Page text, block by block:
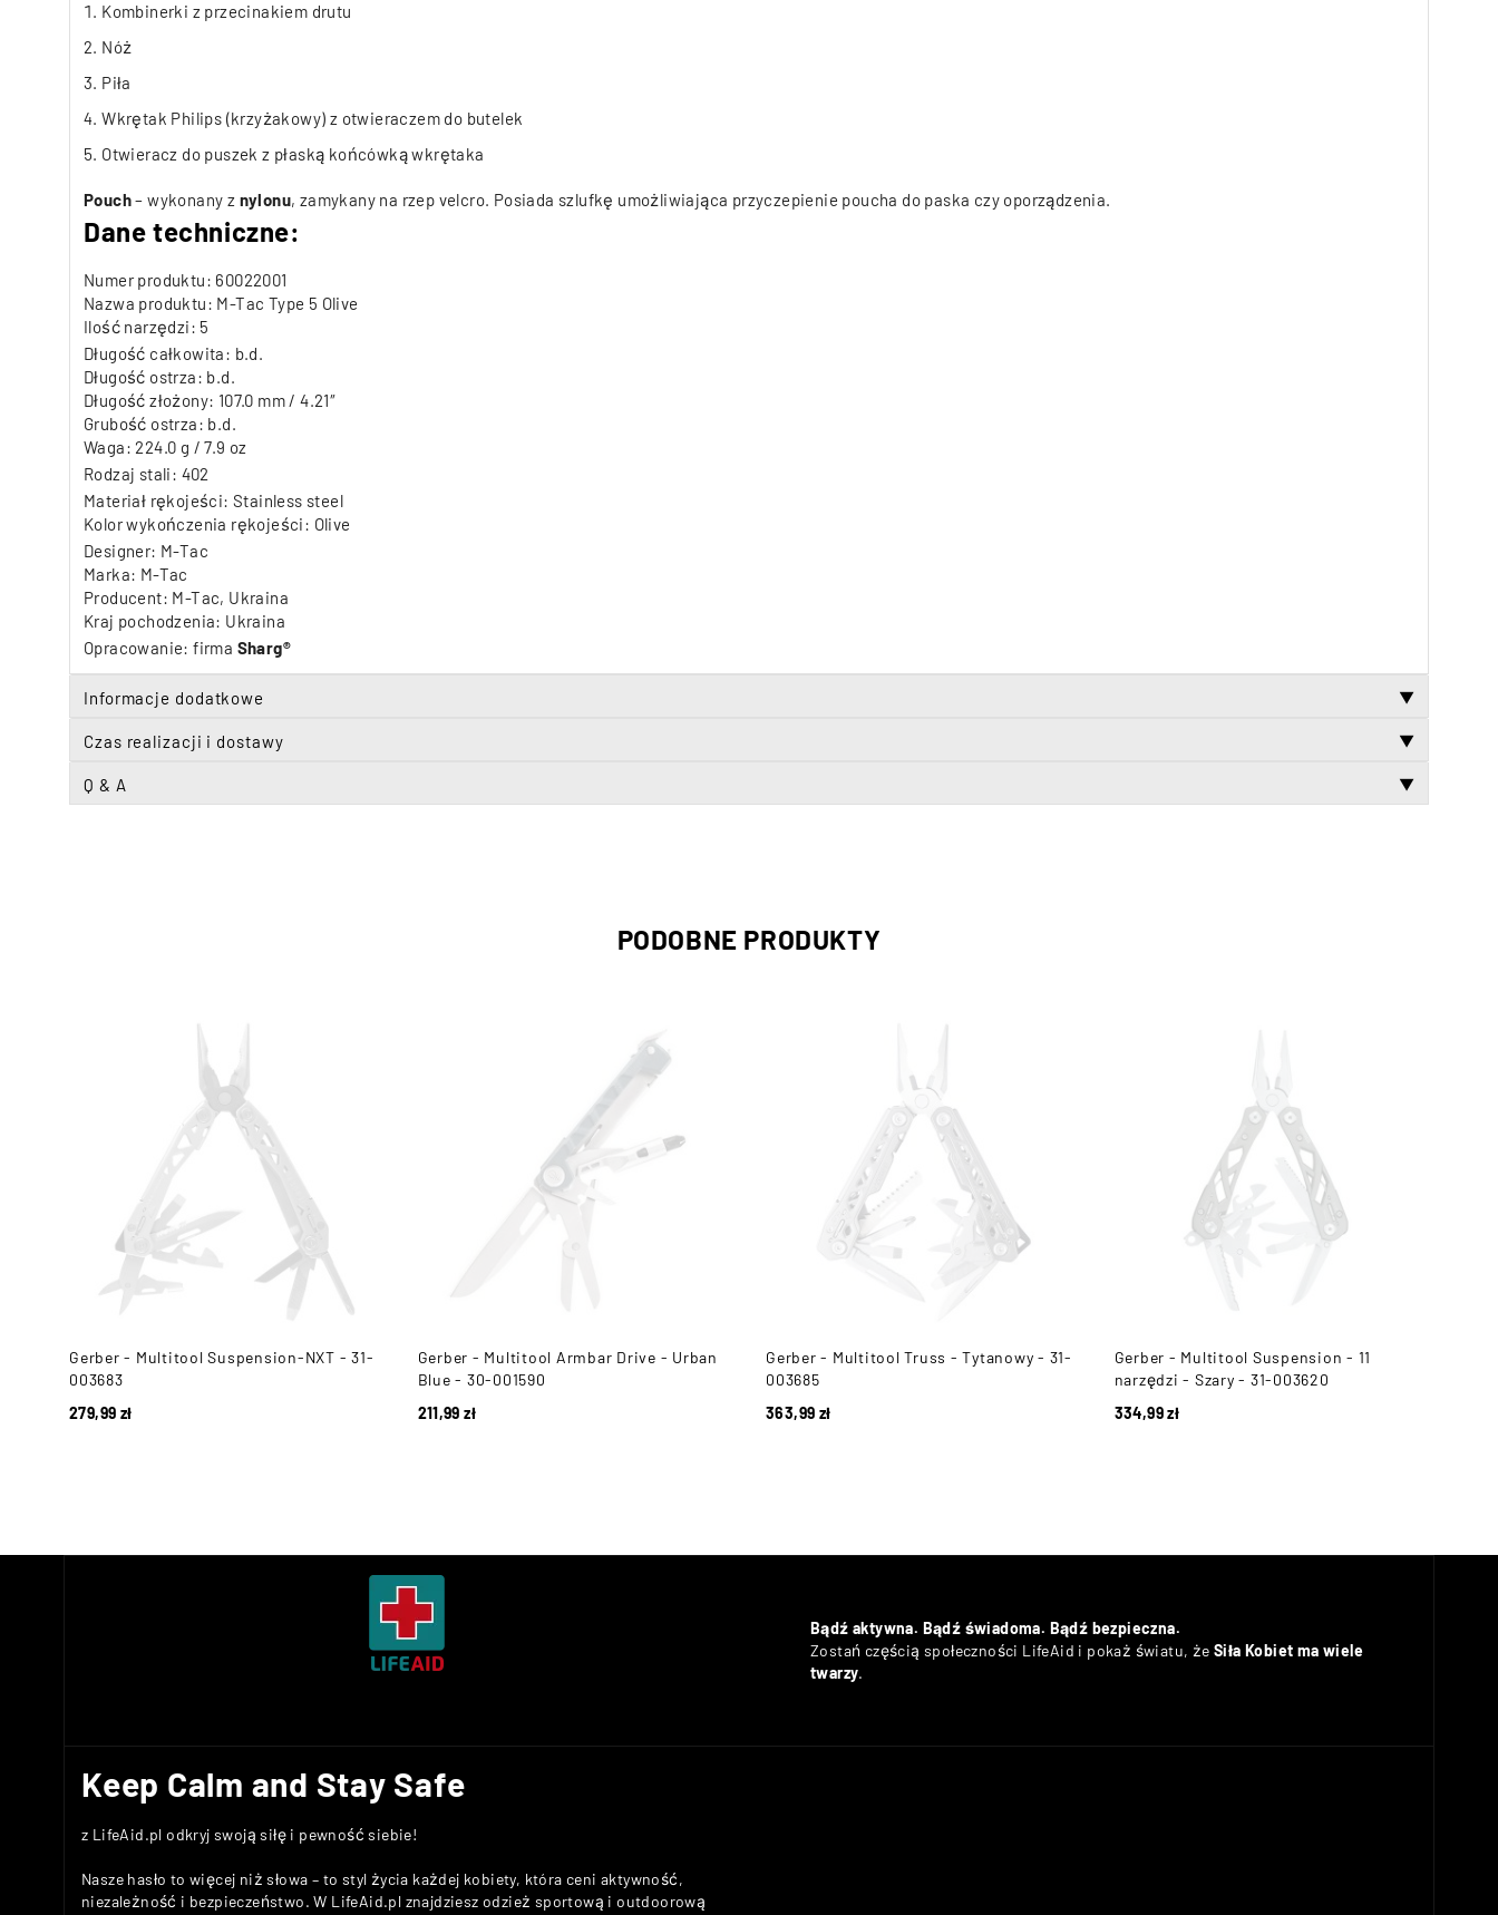
Kombinerki z przecinakiem drutu
Nóż
Piła
Wkrętak Philips (krzyżakowy) z otwieraczem do butelek
Otwieracz do puszek z płaską końcówką wkrętaka
Pouch– wykonany z nylonu, zamykany na rzep velcro. Posiada szlufkę umożliwiająca przyczepienie poucha do paska czy oporządzenia.
Dane techniczne:
Numer produktu: 60022001
Nazwa produktu: M-Tac Type 5 Olive
Ilość narzędzi: 5
Długość całkowita: b.d.
Długość ostrza: b.d.
Długość złożony: 107.0 mm / 4.21″
Grubość ostrza: b.d.
Waga: 224.0 g / 7.9 oz
Rodzaj stali: 402
Materiał rękojeści: Stainless steel
Kolor wykończenia rękojeści: Olive
Designer: M-Tac
Marka: M-Tac
Producent: M-Tac, Ukraina
Kraj pochodzenia: Ukraina
Opracowanie: firma Sharg®
Informacje dodatkowe ▼
Czas realizacji i dostawy ▼
Q & A ▼
PODOBNE PRODUKTY
Gerber - Multitool Suspension-NXT - 31-
003683
279,99 zł
Gerber - Multitool Armbar Drive - Urban
Blue - 30-001590
211,99zł
Gerber - Multitool Truss - Tytanowy - 31-
003685
363,99 zł
Gerber - Multitool Suspension - 11
narzędzi - Szary - 31-003620
334,99zł
Bądź aktywna. Bądź świadoma. Bądź bezpieczna.
Zostań częścią społeczności LifeAid i pokaż światu, że Siła Kobiet ma wiele
twarzy.
Keep Calm and Stay Safe
z LifeAid.pl odkryj swoją siłę i pewność siebie!
Nasze hasło to więcej niż słowa – to styl życia każdej kobiety, która ceni aktywność,
niezależność i bezpieczeństwo. W LifeAid.pl znajdziesz odzież sportową i outdoorową